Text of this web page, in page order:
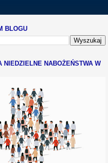
BLOGU
NIEDZIELNE NABOŻEŃSTWA W